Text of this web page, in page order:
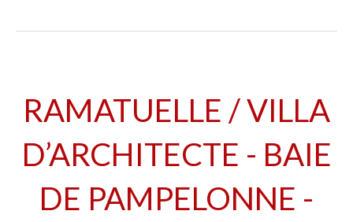
RAMATUELLE / VILLA
D’ARCHITECTE - BAIE
DE PAMPELONNE -